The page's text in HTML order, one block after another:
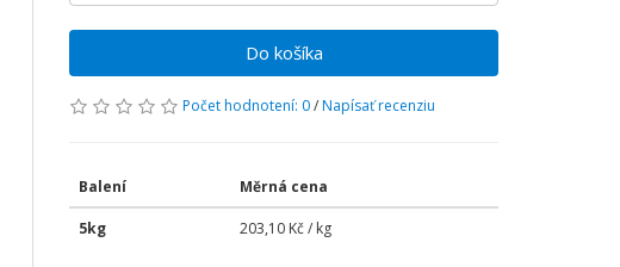
Do košíka
Počet hodnotení: 0/Napísať recenziu
Balení Měrná cena
5kg 203,10 Kč / kg